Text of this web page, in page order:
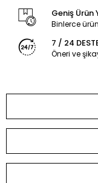
Geniş Ürün
Binlerce
7 / 24
Öneri ve